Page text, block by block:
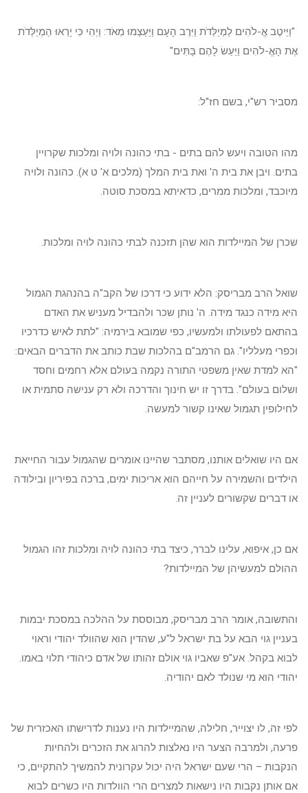
"וַיֵּיטֶב אֱ-לֹהִים לַמְיַלְּדֹת וַיִּרֶב הָעָם וַיַּעַצְמוּ מְאֹד: וַיְהִי כִּי יָרְאוּ הַמְיַלְּדֹת
אֶת הָאֱ-לֹהִים וַיַּעַשׂ לָהֶם בָּתִּים"
מסביר רש"י, בשם חז"ל:
מהו הטובה ויעש להם בתים - בתי כהונה ולויה ומלכות שקרויין
בתים. ויבן את בית ה' ואת בית המלך (מלכים א' ט א). כהונה ולויה
מיוכבד, ומלכות ממרים, כדאיתא במסכת סוטה.
שכרן של המיילדות הוא שהן תזכנה לבתי כהונה לויה ומלכות.
שואל הרב מבריסק: הלא ידוע כי דרכו של הקב"ה בהנהגת הגמול
היא מידה כנגד מידה. ה' נותן שכר ולהבדיל מעניש את האדם
בהתאם לפעולתו ולמעשיו, כפי שמובא בירמיה: "לתת לאיש כדרכיו
וכפרי מעלליו". גם הרמב"ם בהלכות שבת כותב את הדברים הבאים:
"הא למדת שאין משפטי התורה נקמה בעולם אלא רחמים וחסד
ושלום בעולם". בדרך זו יש חינוך והדרכה ולא רק ענישה סתמית או
לחילופין תגמול שאינו קשור למעשה.
אם היו שואלים אותנו, מסתבר שהיינו אומרים שהגמול עבור החייאת
הילדים והשמירה על חייהם הוא אריכות ימים, ברכה בפיריון ובילודה
או דברים שקשורים לעניין זה.
אם כן, איפוא, עלינו לברר, כיצד בתי כהונה לויה ומלכות זהו הגמול
ההולם למעשיהן של המיילדות?
והתשובה, אומר הרב מבריסק, מבוססת על ההלכה במסכת יבמות
בעניין גוי הבא על בת ישראל ל"ע, שהדין הוא שהוולד יהודי וראוי
לבוא בקהל. אע"פ שאביו גוי אולם זהותו של אדם כיהודי תלוי באמו.
יהודי הוא מי שנולד לאם יהודיה.
לפי זה, לו יצוייר, חלילה, שהמיילדות היו נענות לדרישתו האכזרית של
פרעה, ולמרבה הצער היו נאלצות להרוג את הזכרים ולהחיות
הנקבות – הרי שעם ישראל היה יכול עקרונית להמשיך להתקיים, כי
אם אותן נקבות היו נישאות למצרים הרי הוולדות היו כשרים לבוא